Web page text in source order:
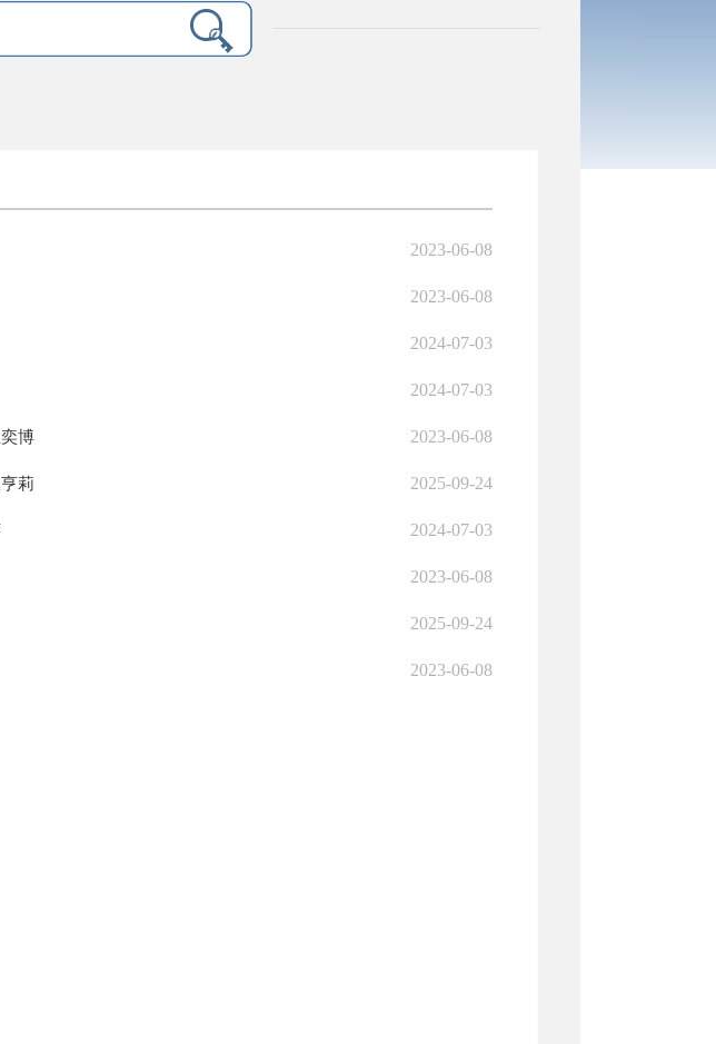
2023-06-08
2023-06-08
2024-07-03
2024-07-03
博 2023-06-08
莉 2025-09-24
2024-07-03
2023-06-08
2025-09-24
2023-06-08